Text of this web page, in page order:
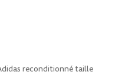
reconditionné taille